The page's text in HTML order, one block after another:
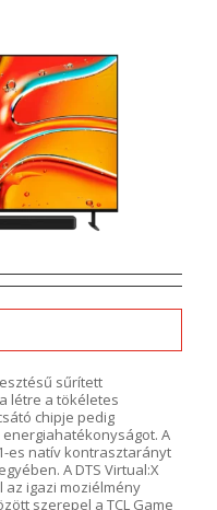
sűrített
létre a tökéletes
chipje pedig
.A
es natív kontrasztarányt
A DTSVirtual:X
az igazi moziélmény
szerepel aTCL Game